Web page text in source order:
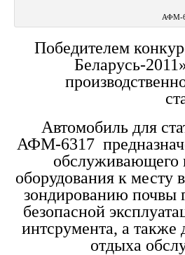
АФМ-
Победителем
Беларусь-
Автомобиль для
АФМ-6317
обслуживающего
оборудования к месту
зондированию почвы
безопасной
интсрумента, а также
отдыха